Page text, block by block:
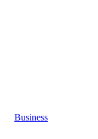
Business